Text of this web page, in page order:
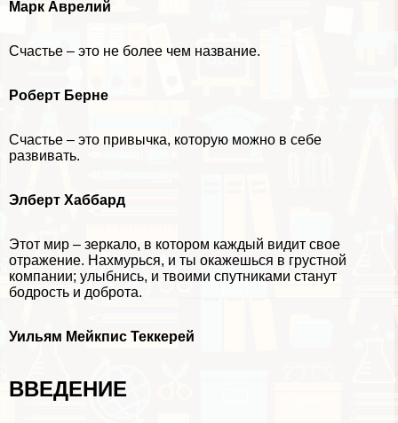
Марк Аврелий
Счастье – это не более чем название.
Роберт Берне
Счастье – это привычка, которую можно в себе
развивать.
Элберт Хаббард
Этот мир – зеркало, в котором каждый видит свое
отражение. Нахмурься, и ты окажешься в грустной
компании; улыбнись, и твоими спутниками станут
бодрость и доброта.
Уильям Мейкпис Теккерей
ВВЕДЕНИЕ